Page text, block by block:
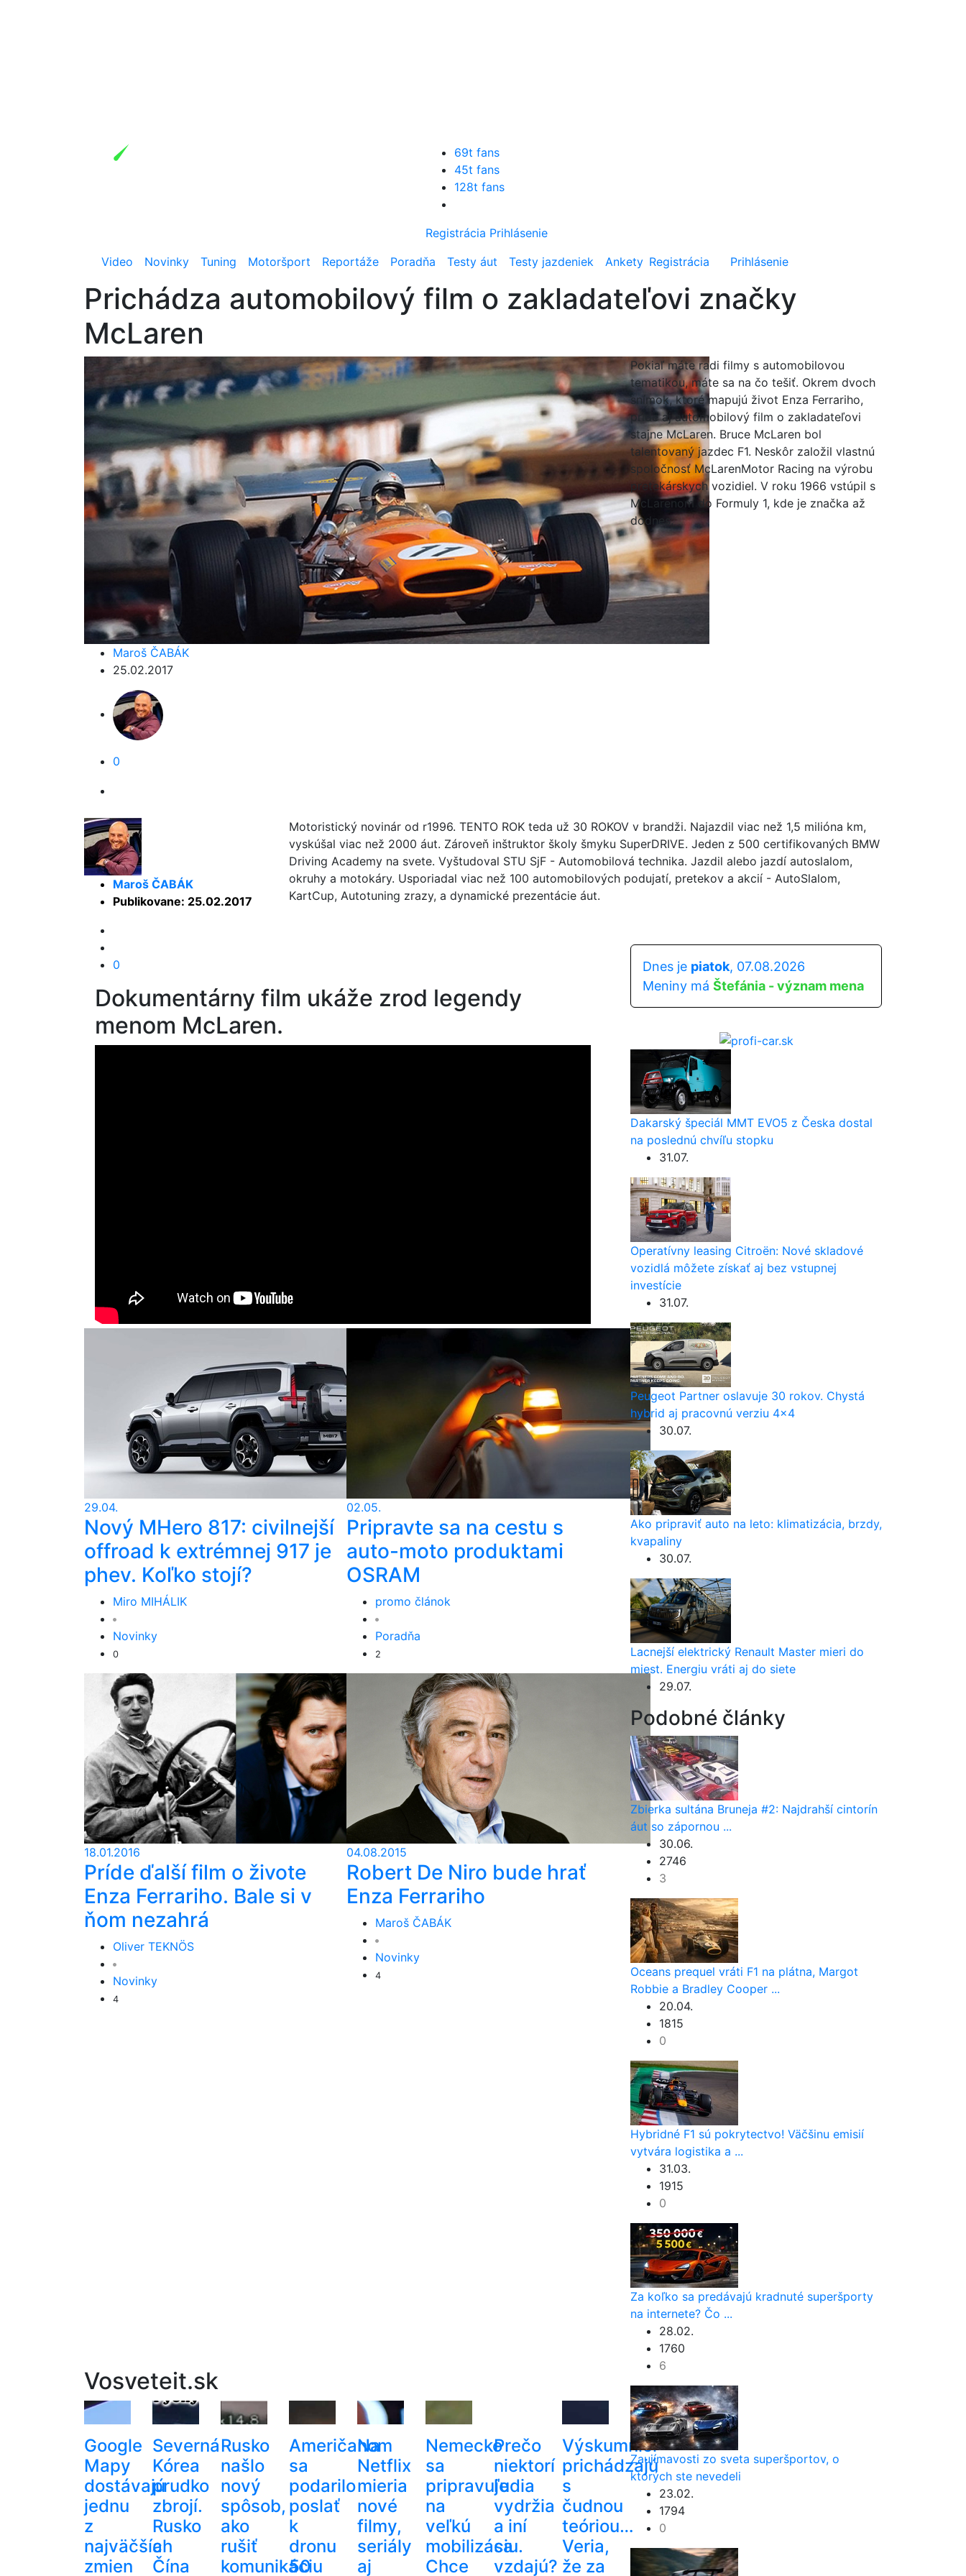
69t fans
45t fans
128t fans
Registrácia Prihlásenie
Video
Novinky Tuning Motoršport Reportáže Poradňa Testy áut Testy jazdeniek Ankety Registrácia Prihlásenie
Prichádza automobilový film o zakladateľovi značky
McLaren
Maroš ČABÁK
25.02.2017
0
Pokiaľ máte radi filmy s automobilovou
tematikou, máte sa na čo tešiť. Okrem dvoch
snímok, ktoré mapujú život Enza Ferrariho,
príde aj automobilový film o zakladateľovi
stajne McLaren. Bruce McLaren bol
talentovaný jazdec F1. Neskôr založil vlastnú
spoločnosť McLarenMotor Racing na výrobu
pretekárskych vozidiel. V roku 1966 vstúpil s
McLarenom do Formuly 1, kde je značka až
dodnes.
Maroš ČABÁK
Publikovane: 25.02.2017
Motoristický novinár od r1996. TENTO ROK teda už 30 ROKOV v brandži. Najazdil viac než 1,5 milióna km,
vyskúšal viac než 2000 áut. Zároveň inštruktor školy šmyku SuperDRIVE. Jeden z 500 certifikovaných BMW
Driving Academy na svete. Vyštudoval STU SjF - Automobilová technika. Jazdil alebo jazdí autoslalom,
okruhy a motokáry. Usporiadal viac než 100 automobilových podujatí, pretekov a akcií - AutoSlalom,
KartCup, Autotuning zrazy, a dynamické prezentácie áut.
0
Dokumentárny film ukáže zrod legendy
menom McLaren.
29.04.
Nový MHero 817: civilnejší
offroad k extrémnej 917 je
phev. Koľko stojí?
Miro MIHÁLIK
Novinky
0
02.05.
Pripravte sa na cestu s
auto-moto produktami
OSRAM
promo článok
Poradňa
2
18.01.2016
Príde ďalší film o živote
Enza Ferrariho. Bale si v
ňom nezahrá
Oliver TEKNÖS
Novinky
4
04.08.2015
Robert De Niro bude hrať
Enza Ferrariho
Maroš ČABÁK
Novinky
4
Vosveteit.sk
Google
Mapy
dostávajú
jednu
z
najväčších
zmien
Severná
Kórea
prudko
zbrojí.
Rusko
a
Čína
Rusko
našlo
nový
spôsob,
ako
rušiť
komunikáciu
Američanom
sa
podarilo
poslať
k
dronu
50
Na
Netflix
mieria
nové
filmy,
seriály
aj
Nemecko
sa
pripravuje
na
veľkú
mobilizáciu.
Chce
Prečo
niektorí
ľudia
vydržia
a iní
sa
vzdajú?
Výskumníci
prichádzajú
s
čudnou
teóriou…
Veria,
že za
Dnes je piatok, 07.08.2026
Meniny má Štefánia - význam mena
Dakarský špeciál MMT EVO5 z Česka dostal
na poslednú chvíľu stopku
31.07.
Operatívny leasing Citroën: Nové skladové
vozidlá môžete získať aj bez vstupnej
investície
31.07.
Peugeot Partner oslavuje 30 rokov. Chystá
hybrid aj pracovnú verziu 4×4
30.07.
Ako pripraviť auto na leto: klimatizácia, brzdy,
kvapaliny
30.07.
Lacnejší elektrický Renault Master mieri do
miest. Energiu vráti aj do siete
29.07.
Podobné články
Zbierka sultána Bruneja #2: Najdrahší cintorín
áut so zápornou ...
30.06.
2746
3
Oceans prequel vráti F1 na plátna, Margot
Robbie a Bradley Cooper ...
20.04.
1815
0
Hybridné F1 sú pokrytectvo! Väčšinu emisií
vytvára logistika a ...
31.03.
1915
0
Za koľko sa predávajú kradnuté superšporty
na internete? Čo ...
28.02.
1760
6
Zaujímavosti zo sveta superšportov, o
ktorých ste nevedeli
23.02.
1794
0